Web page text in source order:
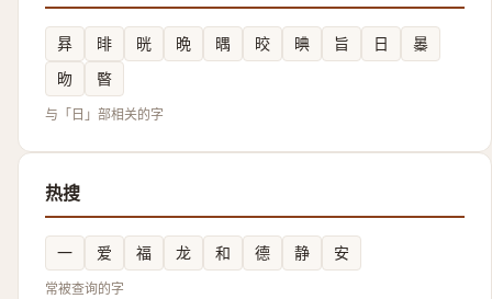
昪 㫵 晄 晩 㬂 晈 晪 旨 日
㬥
昒
暋
与「日」部相关的字
热搜
一 爱 福 龙 和 德 静 安
常被查询的字